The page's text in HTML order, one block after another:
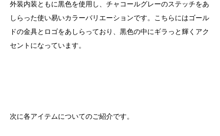
外装内装ともに黒色を使用し、チャコールグレーのステッチをあ
しらった使い易いカラーバリエーションです。こちらにはゴール
ドの金具とロゴをあしらっており、黒色の中にギラっと輝くアク
セントになっています。
次に各アイテムについてのご紹介です。